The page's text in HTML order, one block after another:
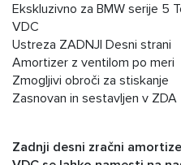
Ekskluzivno za BMW serije 5
VDC
Ustreza ZADNJI Desni strani
Amortizer z ventilom po meri
Zmogljivi obroči za stiskanje
Zasnovan in sestavljen v ZDA
Zadnji desni zračni